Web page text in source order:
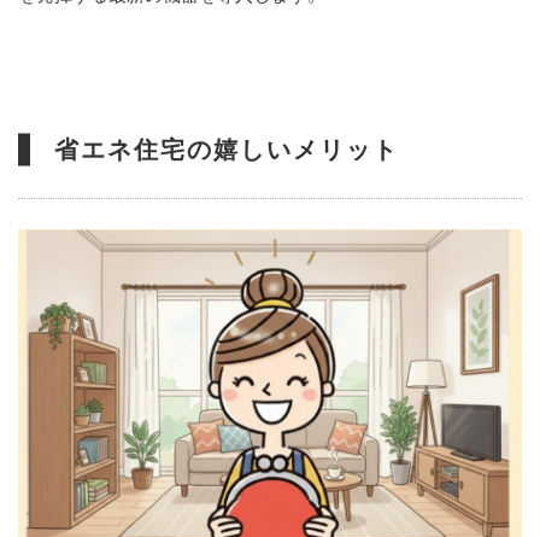
省エネ住宅の嬉しいメリット